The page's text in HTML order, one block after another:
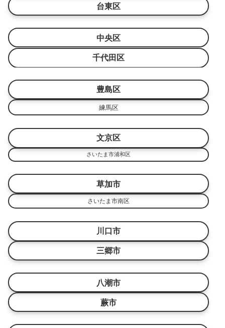
台東区
中央区
千代田区
豊島区
練馬区
文京区
さいたま市浦和区
草加市
さいたま市南区
川口市
三郷市
八潮市
蕨市